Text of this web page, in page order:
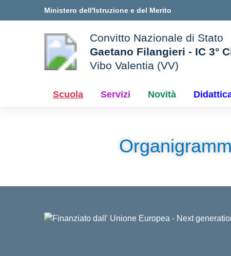
Ministero dell'Istruzione e del Merito
scuola
Convitto Nazionale di Stato
Gaetano Filangieri - IC 3°
Vibo Valentia (VV)
Scuola Servizi Novità